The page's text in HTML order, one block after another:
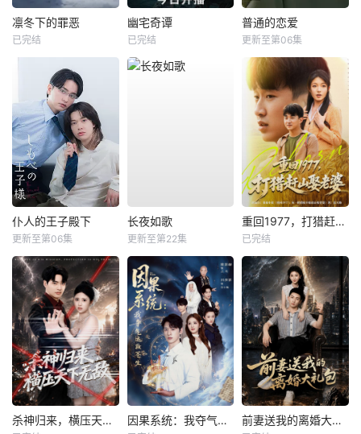
凛冬下的罪恶
已完结
幽宅奇谭
已完结
普通的恋爱
更新至第06集
仆人的王子殿下
更新至第06集
长夜如歌
更新至第22集
重回1977，打猎赶山娶老婆
已完结
杀神归来，横压天下无敌 因果系统：我夺气运救苍生 前妻送我的离婚大礼包